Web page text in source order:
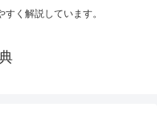
く解説しています。